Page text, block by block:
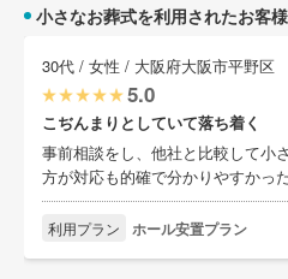
小さなお葬式を利用されたお客
30代 / 女性 / 大阪府大阪市平野区
5.0
こぢんまりとしていて落ち着く
事前相談をし、他社と比較して小
方が対応も的確で分かりやすかっ
利用プラン ホール安置プラン